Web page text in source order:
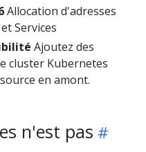
Allocation d'adresses
Services
Ajoutez des
cluster Kubernetes
en amont.
n'est pas